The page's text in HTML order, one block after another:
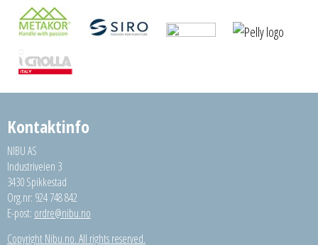
Kontaktinfo
NIBU AS
Industriveien 3
3430 Spikkestad
Org.nr: 924 748 842
E-post: ordre@nibu.no
Copyright Nibu.no. All rights reserved.